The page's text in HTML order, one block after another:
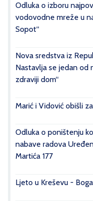
Odluka o izboru
vodovodne mreže u
Sopot“
Nova sredstva iz
Nastavlja se jedan od
zdraviji dom“
Marić i Vidović obišli
Odluka o poništenju
nabave radova
Martića 177
Ljeto u Kreševu -